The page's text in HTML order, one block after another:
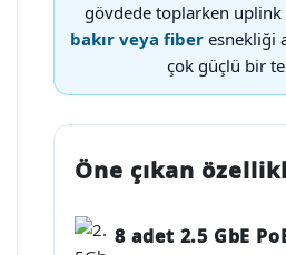
gövdede toplarken uplink
bakır veya fiber esnekliği
çok güçlü bir
Öne çıkan
8 adet 2.5 GbE